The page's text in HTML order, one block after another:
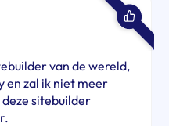
van de wereld,
en zal ik niet meer
sitebuilder